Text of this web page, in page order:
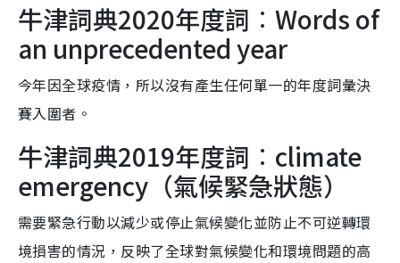
牛津詞典2020年度詞︰Words of
an unprecedented year
今年因全球疫情，所以沒有產生任何單一的年度詞彙決
賽入圍者。
牛津詞典2019年度詞︰climate
emergency（氣候緊急狀態）
需要緊急行動以減少或停止氣候變化並防止不可逆轉環
境損害的情況，反映了全球對氣候變化和環境問題的高